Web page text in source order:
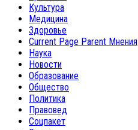
Культура
Медицина
Здоровье
Current Page Parent Мнения
Наука
Новости
Образование
Общество
Политика
Правовед
Соцпакет